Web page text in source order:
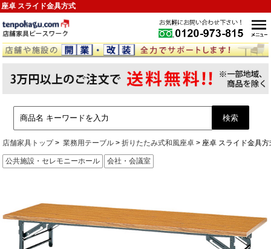
座卓 スライド金具方式
店舗家具トップ 業務用テーブル 折りたたみ式和風座卓 座卓 スライド金具方
公共施設・セレモニーホール 会社・会議室